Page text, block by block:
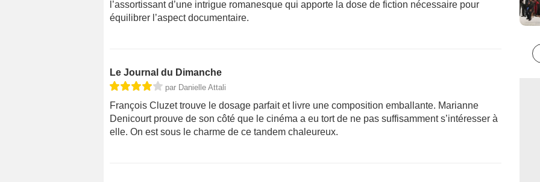
l’assortissant d’une intrigue romanesque qui apporte la dose de fiction nécessaire pour
équilibrer l’aspect documentaire.
Le Journal du Dimanche
par Danielle Attali
François Cluzet trouve le dosage parfait et livre une composition emballante. Marianne
Denicourt prouve de son côté que le cinéma a eu tort de ne pas suffisamment s’intéresser à
elle. On est sous le charme de ce tandem chaleureux.